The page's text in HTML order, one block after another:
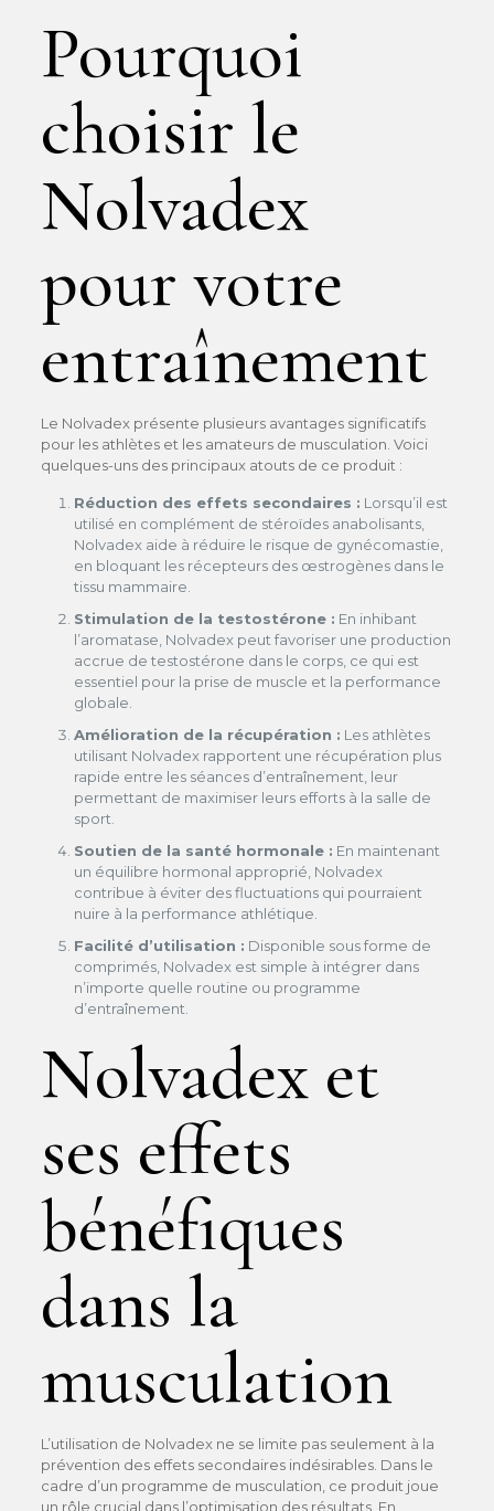
Pourquoi
choisir le
Nolvadex
pour votre
entraînement
Le Nolvadex présente plusieurs avantages significatifs
pour les athlètes et les amateurs de musculation. Voici
quelques-uns des principaux atouts de ce produit :
Réduction des effets secondaires : Lorsqu’il est
utilisé en complément de stéroïdes anabolisants,
Nolvadex aide à réduire le risque de gynécomastie,
en bloquant les récepteurs des œstrogènes dans le
tissu mammaire.
Stimulation de la testostérone : En inhibant
l’aromatase, Nolvadex peut favoriser une production
accrue de testostérone dans le corps, ce qui est
essentiel pour la prise de muscle et la performance
globale.
Amélioration de la récupération : Les athlètes
utilisant Nolvadex rapportent une récupération plus
rapide entre les séances d’entraînement, leur
permettant de maximiser leurs efforts à la salle de
sport.
Soutien de la santé hormonale : En maintenant
un équilibre hormonal approprié, Nolvadex
contribue à éviter des fluctuations qui pourraient
nuire à la performance athlétique.
Facilité d’utilisation : Disponible sous forme de
comprimés, Nolvadex est simple à intégrer dans
n’importe quelle routine ou programme
d’entraînement.
Nolvadex et
ses effets
bénéfiques
dans la
musculation
L’utilisation de Nolvadex ne se limite pas seulement à la
prévention des effets secondaires indésirables. Dans le
cadre d’un programme de musculation, ce produit joue
un rôle crucial dans l’optimisation des résultats. En